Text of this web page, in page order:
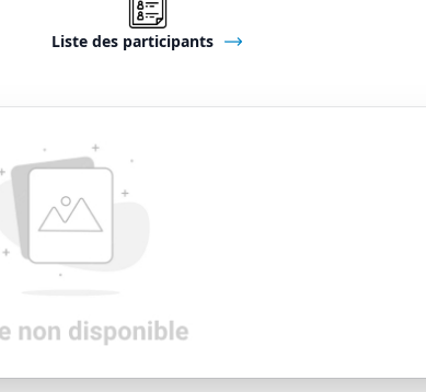
Liste des participants